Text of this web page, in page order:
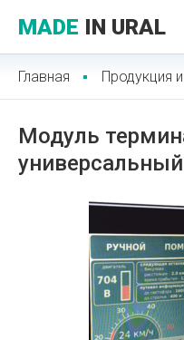
MADE IN URAL
Главная Продукция
Модуль